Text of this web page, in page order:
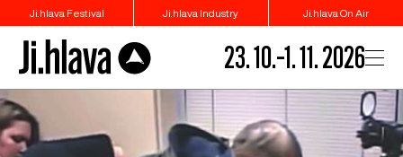
Ji.hlava Festival Ji.hlava Industry Ji.hlava On Air
23. 10.–1. 11. 2026